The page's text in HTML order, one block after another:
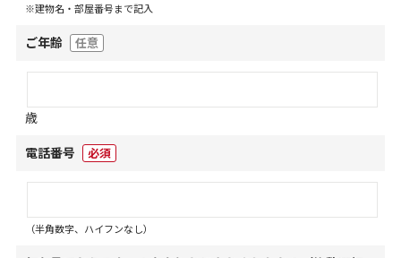
※建物名・部屋番号まで記入
ご年齢 任意
歳
電話番号
必須
（半角数字、ハイフンなし）